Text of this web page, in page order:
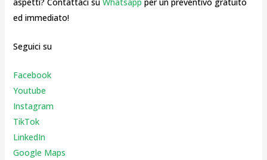
ed immediato!
Seguici su
Facebook
Youtube
Instagram
TikTok
LinkedIn
Google Maps